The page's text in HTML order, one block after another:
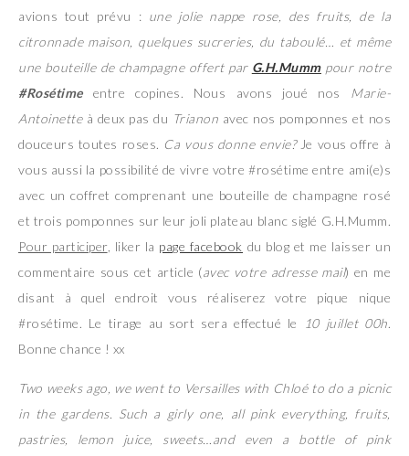
avions tout prévu : une jolie nappe rose, des fruits, de la
citronnade maison, quelques sucreries, du taboulé… et même
une bouteille de champagne offert par G.H.Mummpour notre
#Rosétime entre copines. Nous avons joué nos Marie-
Antoinetteà deux pas du Trianon avec nos pomponnes et nos
douceurs toutes roses. Ca vous donne envie?Je vous offre à
vous aussi la possibilité de vivre votre #rosétime entre ami(e)s
avec un coffret comprenant une bouteille de champagne rosé
et trois pomponnes sur leur joli plateau blanc siglé G.H.Mumm.
Pour participer, liker la page facebook du blog et me laisser un
commentaire sous cet article (avec votre adresse mail) en me
disant à quel endroit vous réaliserez votre pique nique
#rosétime. Le tirage au sort sera effectué le
10 juillet 00h.
Bonne chance ! xx
Two weeks ago, we went to Versailles with Chloé to do a picnic
in the gardens. Such a girly one, all pink everything, fruits,
pastries, lemon juice, sweets…and even a bottle of pink